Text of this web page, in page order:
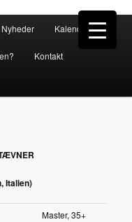
Nyheder Kalender
Kontakt
Italien)
Master, 35+